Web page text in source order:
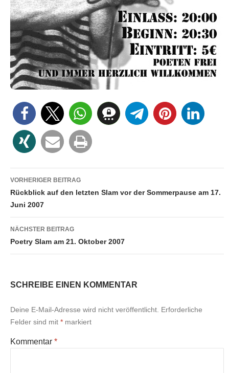
Beitragsnavigation
VORHERIGER BEITRAG
Rückblick auf den letzten Slam vor der Sommerpause am 17.
Juni 2007
NÄCHSTER BEITRAG
Poetry Slam am 21. Oktober 2007
SCHREIBE EINEN KOMMENTAR
Deine E-Mail-Adresse wird nicht veröffentlicht. Erforderliche
Felder sind mit * markiert
Kommentar *